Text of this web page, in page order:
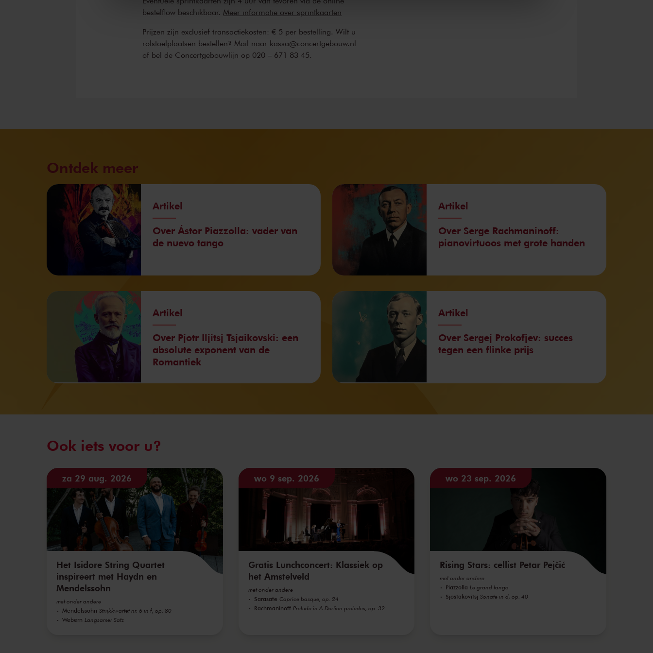
bestelflow beschikbaar. Meer informatie over sprintkaarten
Prijzen zijn exclusief transactiekosten: € 5 per bestelling. Wilt u
rolstoelplaatsen bestellen? Mail naar kassa@concertgebouw.nl
of bel de Concertgebouwlijn op 020 – 671 83 45.
Ontdek meer
Artikel
Over Ástor Piazzolla: vader van
de nuevo tango
Artikel
Over Serge Rachmaninoff:
pianovirtuoos met grote handen
Artikel
Over Pjotr Iljitsj Tsjaikovski: een
absolute exponent van de
Romantiek
Artikel
Over Sergej Prokofjev: succes
tegen een flinke prijs
Ook iets voor u?
za 29 aug. 2026
Het Isidore String Quartet
inspireert met Haydn en
Mendelssohn
met onder andere
Mendelssohn Strijkkwartet nr. 6 in f, op. 80
Webern Langsamer Satz
wo 9 sep. 2026
Gratis Lunchconcert: Klassiek op
het Amstelveld
met onder andere
Sarasate Caprice basque, op. 24
Rachmaninoff Prelude in A Dertien preludes, op. 32
wo 23 sep. 2026
Rising Stars: cellist Petar Pejčić
met onder andere
Piazzolla Le grand tango
Sjostakovitsj Sonate in d, op. 40